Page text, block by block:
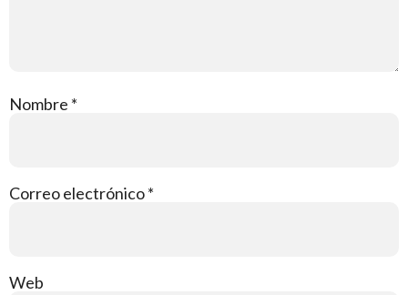
Nombre *
Correo electrónico*
Web